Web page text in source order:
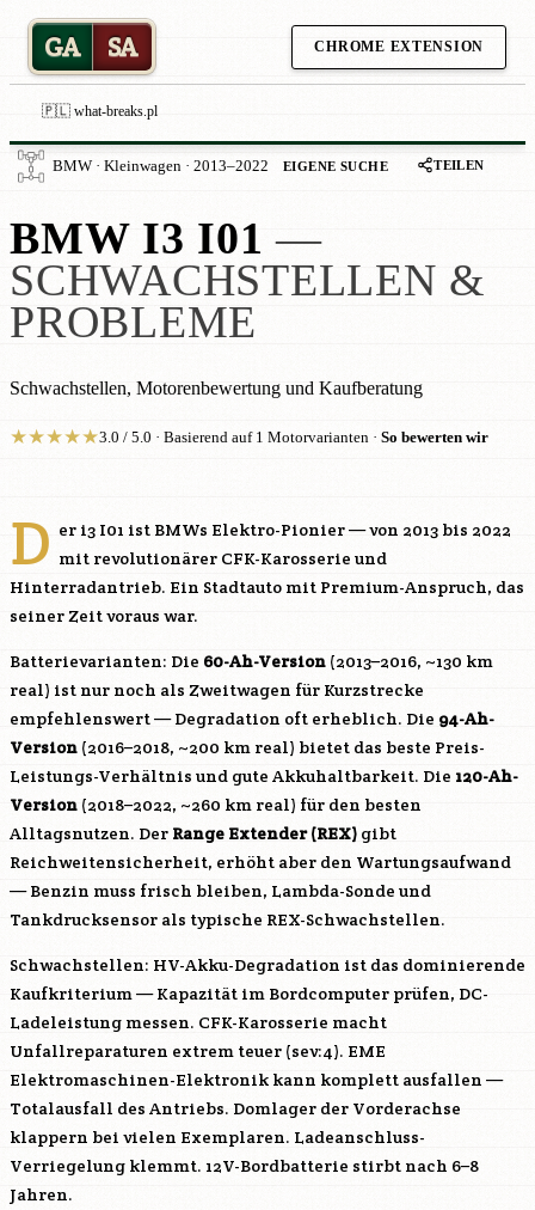
GA SA CHROME EXTENSION
🇵🇱 what-breaks.pl
BMW · Kleinwagen · 2013–2022 EIGENE SUCHE TEILEN
BMW I3 I01 —
SCHWACHSTELLEN &
PROBLEME
Schwachstellen, Motorenbewertung und Kaufberatung
★★★★★3.0 / 5.0 · Basierend auf 1 Motorvarianten · So bewerten wir
D er i3 I01 ist BMWs Elektro-Pionier — von 2013 bis 2022
mit revolutionärer CFK-Karosserie und
Hinterradantrieb. Ein Stadtauto mit Premium-Anspruch, das
seiner Zeit voraus war.
Batterievarianten: Die 60-Ah-Version (2013–2016, ~130 km
real) ist nur noch als Zweitwagen für Kurzstrecke
empfehlenswert — Degradation oft erheblich. Die 94-Ah-
Version (2016–2018, ~200 km real) bietet das beste Preis-
Leistungs-Verhältnis und gute Akkuhaltbarkeit. Die 120-Ah-
Version (2018–2022, ~260 km real) für den besten
Alltagsnutzen. Der Range Extender (REX) gibt
Reichweitensicherheit, erhöht aber den Wartungsaufwand
— Benzin muss frisch bleiben, Lambda-Sonde und
Tankdrucksensor als typische REX-Schwachstellen.
Schwachstellen: HV-Akku-Degradation ist das dominierende
Kaufkriterium — Kapazität im Bordcomputer prüfen, DC-
Ladeleistung messen. CFK-Karosserie macht
Unfallreparaturen extrem teuer (sev:4). EME
Elektromaschinen-Elektronik kann komplett ausfallen —
Totalausfall des Antriebs. Domlager der Vorderachse
klappern bei vielen Exemplaren. Ladeanschluss-
Verriegelung klemmt. 12V-Bordbatterie stirbt nach 6–8
Jahren.